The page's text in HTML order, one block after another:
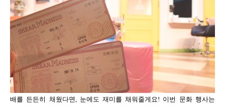
배를 든든히 채웠다면, 눈에도 재미를 채워줄게요! 이번 문화 행사는